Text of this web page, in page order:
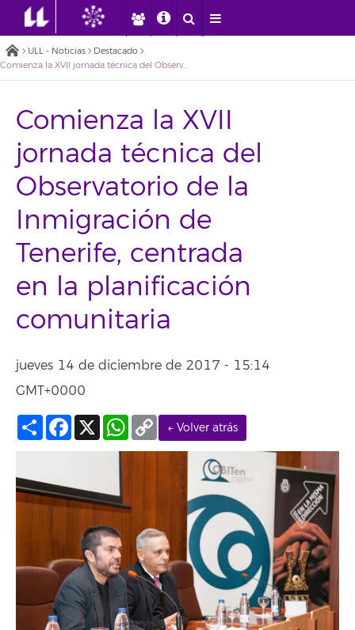
ULL - Noticias
Destacado
Comienza la XVII jornada técnica del Observatorio de la Inmigración de Tenerife, centrada en la planificación comunitaria
Comienza la XVII
jornada técnica del
Observatorio de la
Inmigración de
Tenerife, centrada
en la planificación
comunitaria
jueves 14 de diciembre de 2017 - 15:14
GMT+0000
← Volver atrás
Compartir
Facebook
X WhatsApp
Copy
Link